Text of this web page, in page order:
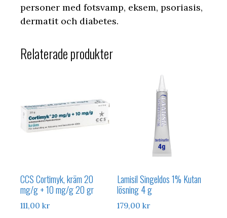
personer med fotsvamp, eksem, psoriasis,
dermatit och diabetes.
Relaterade produkter
CCS Cortimyk, kräm 20
mg/g + 10 mg/g 20 gr
111,00 kr
Lamisil Singeldos 1% Kutan
lösning 4 g
179,00kr